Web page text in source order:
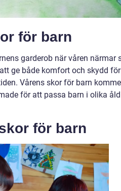
för barn
garderob när våren närmar
ge både komfort och skydd för
Vårens skor för barn
för att passa barn i olika
för barn